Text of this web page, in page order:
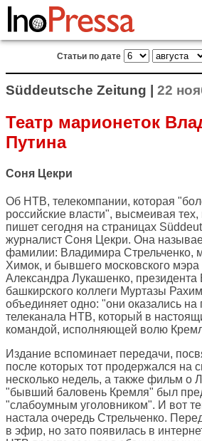
Статьи по дате
Süddeutsche Zeitung | 22
Театр марионеток
Путина
Соня Цекри
Об НТВ, телекомпании, которая
российские власти", высмеивая тех,
пишет сегодня на страницах
журналист Соня Цекри. Она
фамилии: Владимира Стрельченко,
Химок, и бывшего московского
Александра Лукашенко, президента
башкирского коллеги Муртазы
объединяет одно: "они оказались на
телеканала НТВ, который в
командой, исполняющей волю
Издание вспоминает передачи,
после которых тот продержался на
несколько недель, а также фильм о
"бывший баловень Кремля" был
"слабоумным уголовником". И вот
настала очередь Стрельченко.
в эфир, но зато появилась в